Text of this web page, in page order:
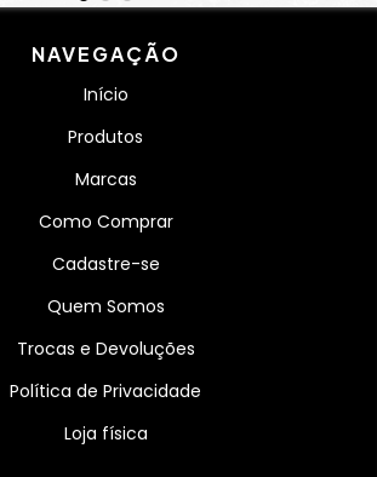
NAVEGAÇÃO
Início
Produtos
Marcas
Como Comprar
Cadastre-se
Quem Somos
Trocas e Devoluções
Política de Privacidade
Loja física